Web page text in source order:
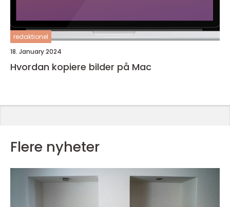
redaktionel
18. January 2024
Hvordan kopiere bilder på Mac
Flere nyheter